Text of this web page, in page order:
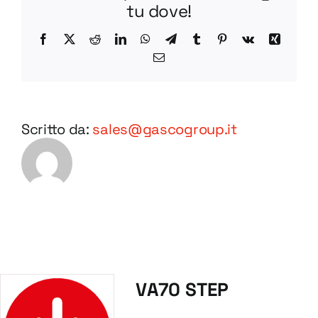
tu dove!
Facebook
X RedditLinkedInWhatsApp
TelegramTumblr Pinterest
Vk
Xing
Email
Scritto da: sales@gascogroup.it
VA70 STEP